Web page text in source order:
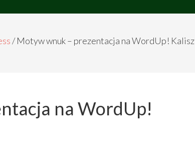
/Motyw wnuk – prezentacja na WordUp! Kalisz
na WordUp!